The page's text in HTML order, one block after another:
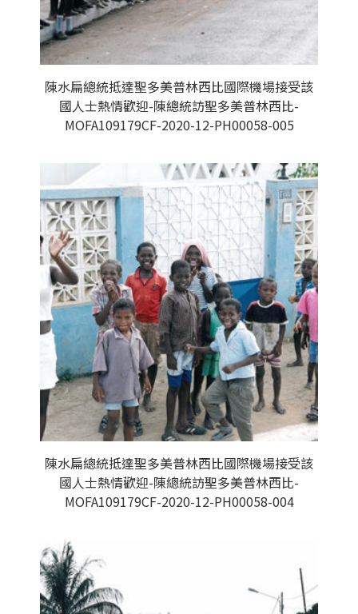
陳水扁總統抵達聖多美普林西比國際機場接受該
國人士熱情歡迎-陳總統訪聖多美普林西比-
MOFA109179CF-2020-12-PH00058-005
陳水扁總統抵達聖多美普林西比國際機場接受該
國人士熱情歡迎-陳總統訪聖多美普林西比-
MOFA109179CF-2020-12-PH00058-004